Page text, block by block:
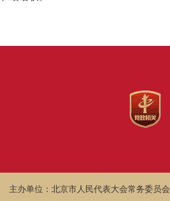
主办单位：北京市人民代表大会常务委员会